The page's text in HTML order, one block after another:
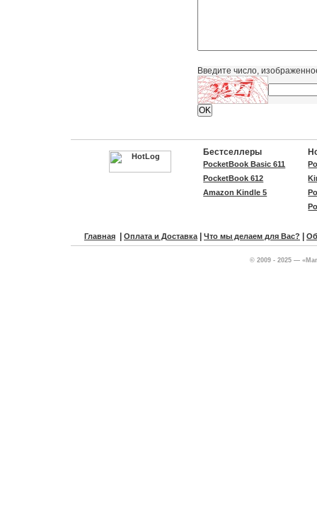
Введите число,
Бестселлеры
PocketBook Basic 611
PocketBook 612
Amazon Kindle 5
Главная Оплата и Доставка Что мы делаем для Вас?
© 2009 - 2025 —